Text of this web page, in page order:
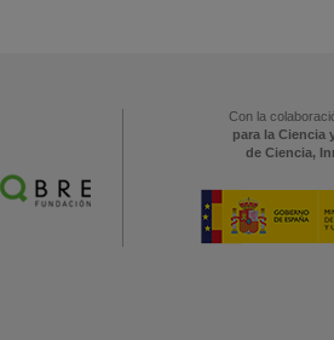
Con la
para la Ciencia
de Ciencia,